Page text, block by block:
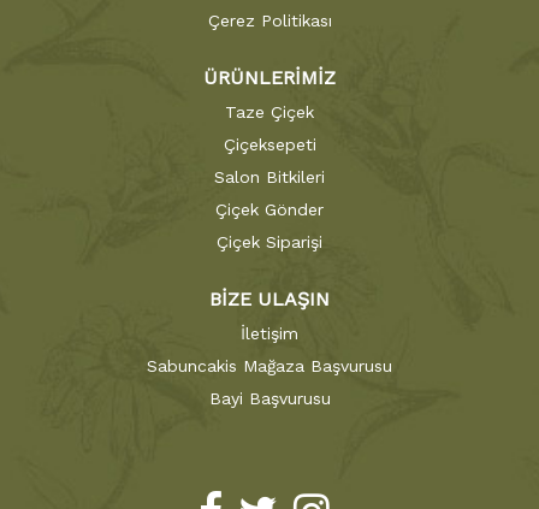
Çerez Politikası
ÜRÜNLERİMİZ
Taze Çiçek
Çiçeksepeti
Salon Bitkileri
Çiçek Gönder
Çiçek Siparişi
BİZE ULAŞIN
İletişim
Sabuncakis Mağaza Başvurusu
Bayi Başvurusu